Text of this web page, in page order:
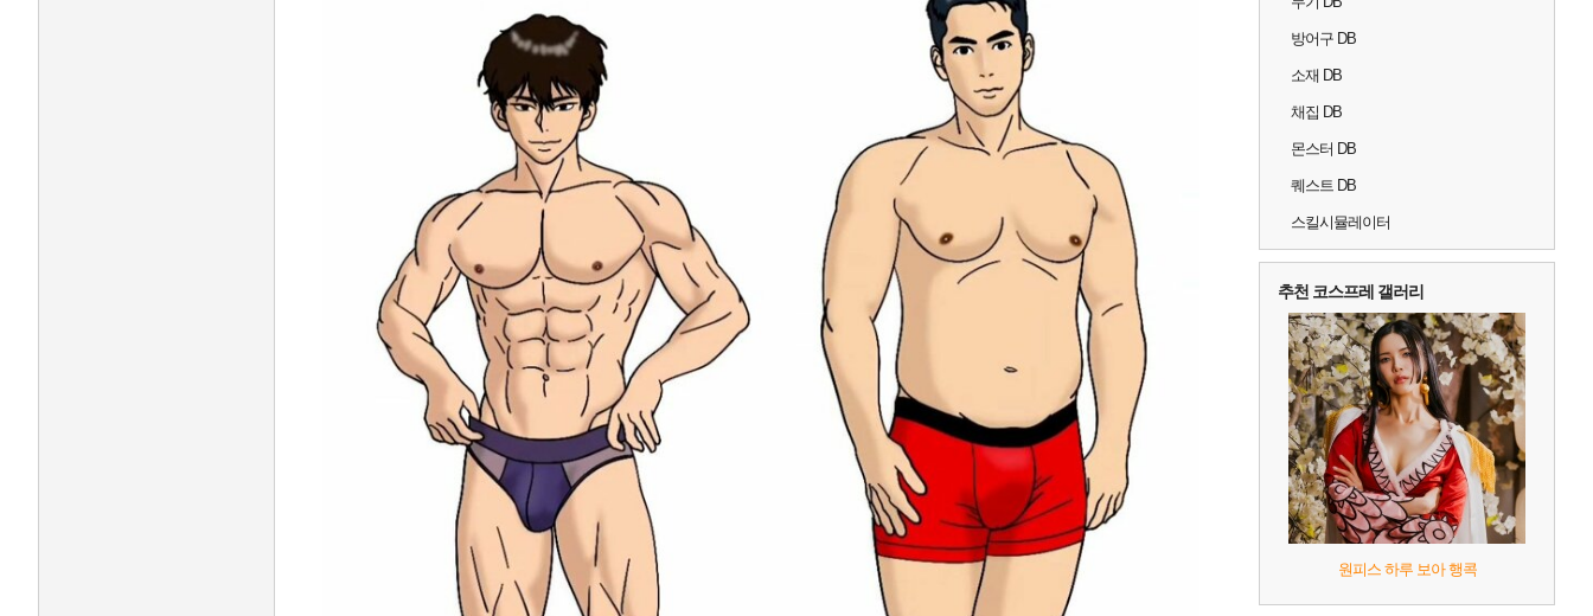
방어구 DB
소재 DB
채집 DB
몬스터 DB
퀘스트 DB
스킬시뮬레이터
추천 코스프레 갤러리
원피스 하루 보아 행콕